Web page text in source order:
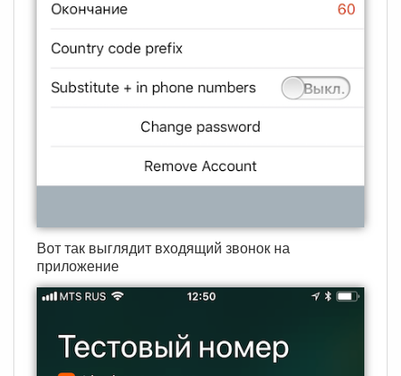
Вот так выглядит входящий звонок на
приложение